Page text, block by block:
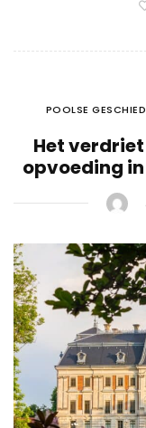
POOLSE
Het
opvoeding